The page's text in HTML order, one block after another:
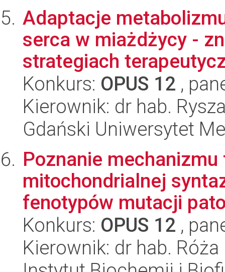
Adaptacje
serca w miażdżycy -
strategiach
Konkurs: OPUS 12 ,
Kierownik: dr hab.
Gdański Uniwersytet
Poznanie
mitochondrialnej
fenotypów mutacji
Konkurs: OPUS 12 ,
Kierownik: dr hab.